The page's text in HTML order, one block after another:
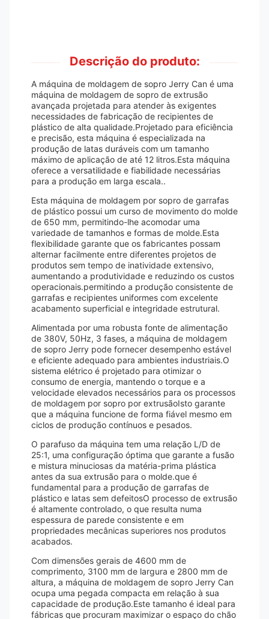
Descrição do produto:
A máquina de moldagem de sopro Jerry Can é uma
máquina de moldagem de sopro de extrusão
avançada projetada para atender às exigentes
necessidades de fabricação de recipientes de
plástico de alta qualidade.Projetado para eficiência
e precisão, esta máquina é especializada na
produção de latas duráveis com um tamanho
máximo de aplicação de até 12 litros.Esta máquina
oferece a versatilidade e fiabilidade necessárias
para a produção em larga escala..
Esta máquina de moldagem por sopro de garrafas
de plástico possui um curso de movimento do molde
de 650 mm, permitindo-lhe acomodar uma
variedade de tamanhos e formas de molde.Esta
flexibilidade garante que os fabricantes possam
alternar facilmente entre diferentes projetos de
produtos sem tempo de inatividade extensivo,
aumentando a produtividade e reduzindo os custos
operacionais.permitindo a produção consistente de
garrafas e recipientes uniformes com excelente
acabamento superficial e integridade estrutural.
Alimentada por uma robusta fonte de alimentação
de 380V, 50Hz, 3 fases, a máquina de moldagem
de sopro Jerry pode fornecer desempenho estável
e eficiente adequado para ambientes industriais.O
sistema elétrico é projetado para otimizar o
consumo de energia, mantendo o torque e a
velocidade elevados necessários para os processos
de moldagem por sopro por extrusãoIsto garante
que a máquina funcione de forma fiável mesmo em
ciclos de produção contínuos e pesados.
O parafuso da máquina tem uma relação L/D de
25:1, uma configuração óptima que garante a fusão
e mistura minuciosas da matéria-prima plástica
antes da sua extrusão para o molde.que é
fundamental para a produção de garrafas de
plástico e latas sem defeitosO processo de extrusão
é altamente controlado, o que resulta numa
espessura de parede consistente e em
propriedades mecânicas superiores nos produtos
acabados.
Com dimensões gerais de 4600 mm de
comprimento, 3100 mm de largura e 2800 mm de
altura, a máquina de moldagem de sopro Jerry Can
ocupa uma pegada compacta em relação à sua
capacidade de produção.Este tamanho é ideal para
fábricas que procuram maximizar o espaço do chão